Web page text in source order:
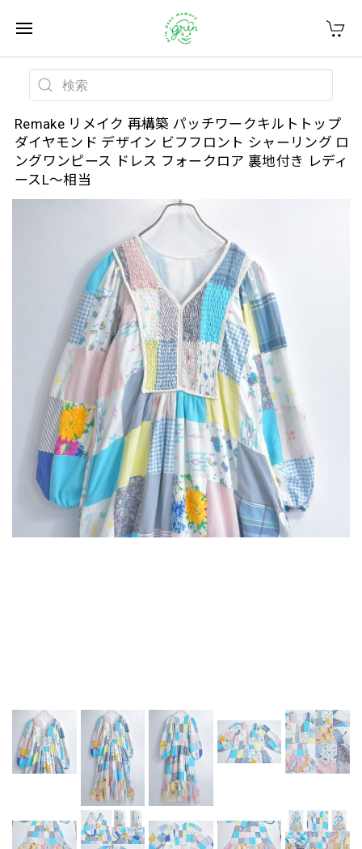
Remake リメイク 再構築 パッチワークキルトトップ
ダイヤモンド デザイン ビフフロント シャーリング ロ
ングワンピース ドレス フォークロア 裏地付き レディ
ースL～相当